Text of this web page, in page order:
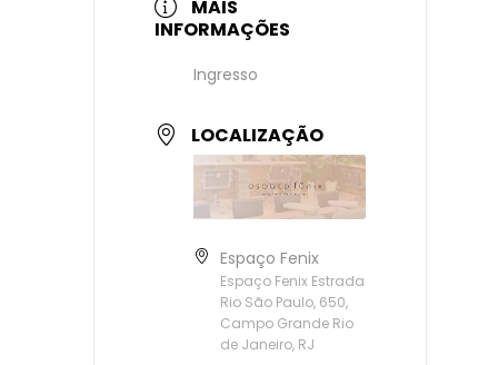
MAIS
INFORMAÇÕES
Ingresso
LOCALIZAÇÃO
Espaço Fenix
Espaço Fenix Estrada
Rio São Paulo, 650,
Campo Grande Rio
de Janeiro, RJ